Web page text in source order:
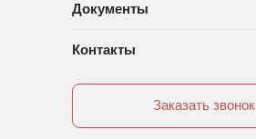
Документы
Контакты
Заказать звонок